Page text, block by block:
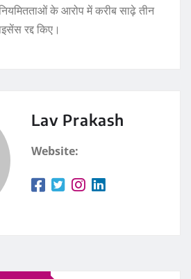
के आरोप में करीब साढ़े तीन
रद्द किए।
Lav Prakash
Website: